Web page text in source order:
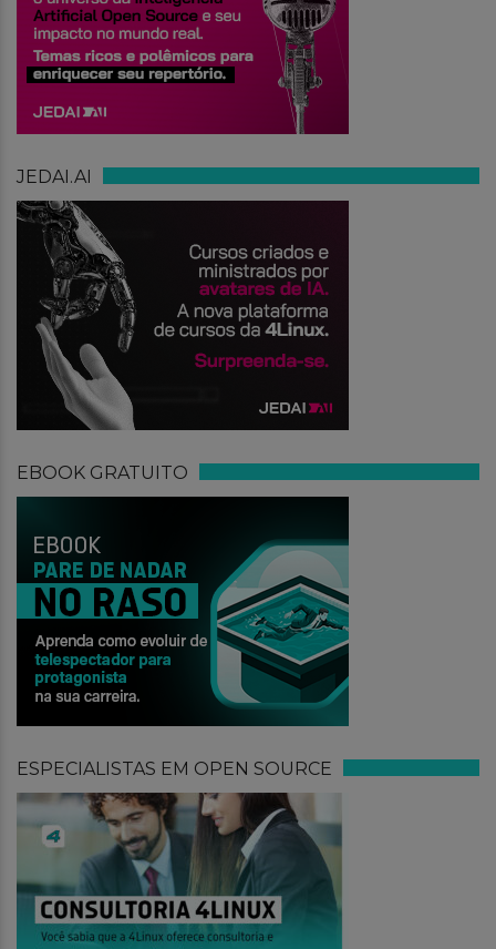
JEDAI.AI
EBOOK GRATUITO
ESPECIALISTAS EM OPEN SOURCE